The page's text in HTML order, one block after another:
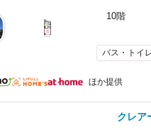
10階
バス・トイ
ほか提供
クレア